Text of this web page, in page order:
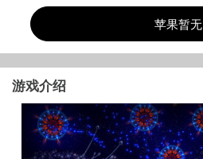
苹果暂无
游戏介绍